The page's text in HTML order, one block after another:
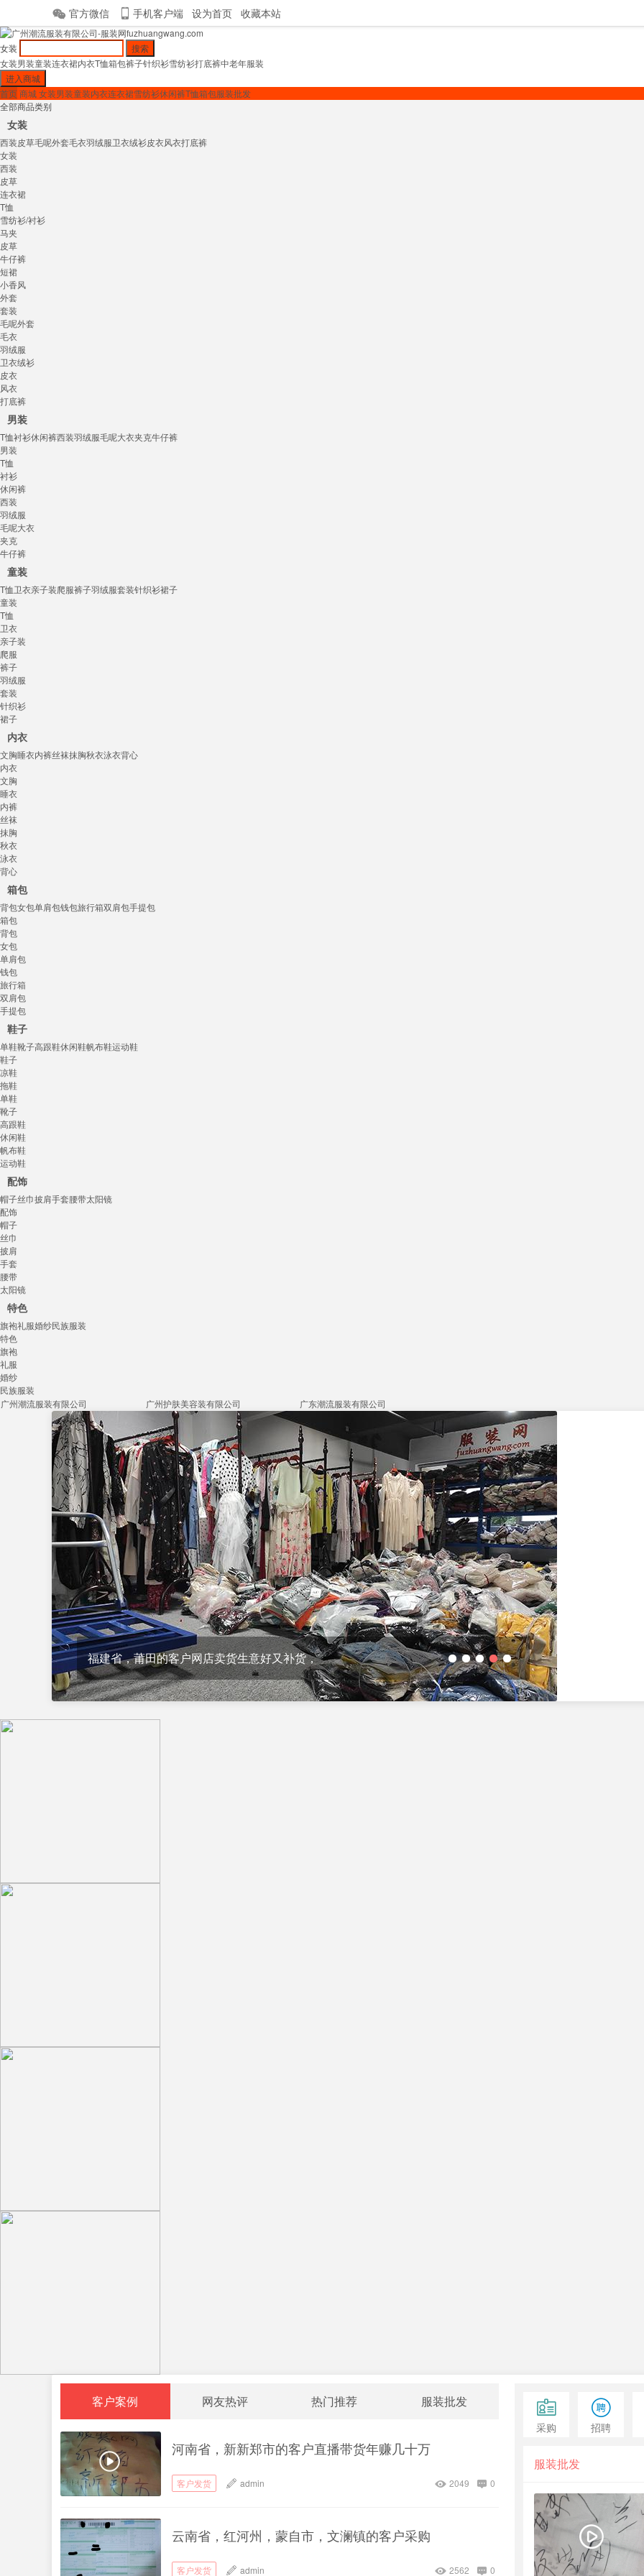
官方微信 手机客户端 设为首页 收藏本站
女装
女装男装童装连衣裙内衣T恤箱包裤子针织衫雪纺衫打底裤中老年服装
首页商城女装男装童装内衣连衣裙雪纺衫休闲裤T恤箱包服装批发
全部商品类别
女装
西装皮草毛呢外套毛衣羽绒服卫衣绒衫皮衣风衣打底裤
女装
西装
皮草
连衣裙
T恤
雪纺衫/衬衫
马夹
皮草
牛仔裤
短裙
小香风
外套
套装
毛呢外套
毛衣
羽绒服
卫衣绒衫
皮衣
风衣
打底裤
男装
T恤衬衫休闲裤西装羽绒服毛呢大衣夹克牛仔裤
男装
T恤
衬衫
休闲裤
西装
羽绒服
毛呢大衣
夹克
牛仔裤
童装
T恤卫衣亲子装爬服裤子羽绒服套装针织衫裙子
童装
T恤
卫衣
亲子装
爬服
裤子
羽绒服
套装
针织衫
裙子
内衣
文胸睡衣内裤丝袜抹胸秋衣泳衣背心
内衣
文胸
睡衣
内裤
丝袜
抹胸
秋衣
泳衣
背心
箱包
背包女包单肩包钱包旅行箱双肩包手提包
箱包
背包
女包
单肩包
钱包
旅行箱
双肩包
手提包
鞋子
单鞋靴子高跟鞋休闲鞋帆布鞋运动鞋
鞋子
凉鞋
拖鞋
单鞋
靴子
高跟鞋
休闲鞋
帆布鞋
运动鞋
配饰
帽子丝巾披肩手套腰带太阳镜
配饰
帽子
丝巾
披肩
手套
腰带
太阳镜
特色
旗袍礼服婚纱民族服装
特色
旗袍
礼服
婚纱
民族服装
广州潮流服装有限公司
广州护肤美容装有限公司 广东潮流服装有限公司
福建省，莆田的客户网店卖货生意好又补货，
1 2 3 4 5
客户案例 网友热评 热门推荐 服装批发
河南省，新新郑市的客户直播带货年赚几十万
客户发货 admin 0
2049
云南省，红河州，蒙自市，文澜镇的客户采购
客户发货 admin 0
2562
采购 招聘
服装批发